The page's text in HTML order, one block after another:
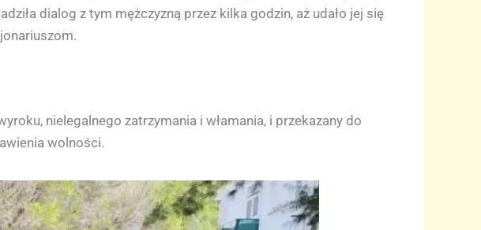
dialog z tym mężczyzną przez kilka godzin, aż udało jej się
nielegalnego zatrzymania i włamania, i przekazany do
wolności.